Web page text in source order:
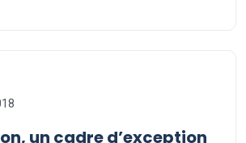
un cadre d’exception